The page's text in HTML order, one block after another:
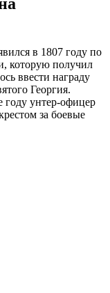
в 1807 году по
которую получил
ввести награду
Георгия.
унтер-офицер
за боевые